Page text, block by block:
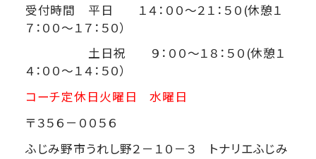
受付時間 平日 １４：００～２１：５０(休憩１
７：００～１７：５０）
土日祝 ９：００～１８：５０(休憩１
４：００～１４：５０）
コーチ定休日火曜日 水曜日
〒３５６－００５６
ふじみ野市うれし野２－１０－３ トナリエふじみ